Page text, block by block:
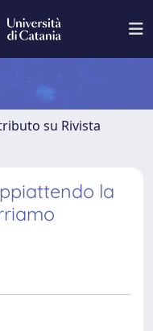
su Rivista
la